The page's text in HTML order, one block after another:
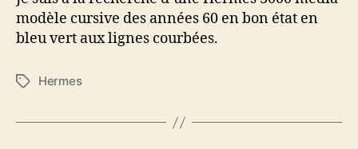
3000
cursive
modèle cursive des années 60 en bon état en
bleu vert aux lignes courbées.
Étiquettes
Hermes